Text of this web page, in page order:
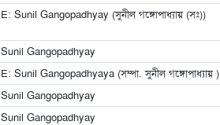
E: Sunil Gangopadhyay (সুনীল গঙ্গোপাধ্যায় (সঃ))
Sunil Gangopadhyay
E: Sunil Gangopadhyaya (সম্পা. সুনীল গঙ্গোপাধ্যায় )
Sunil Gangopadhyay
Sunil Gangopadhyay